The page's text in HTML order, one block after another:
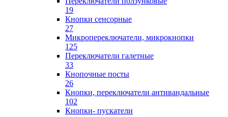
19
Кнопки сенсорные
27
Микропереключатели, микрокнопки
125
Переключатели галетные
33
Кнопочные посты
26
Кнопки, переключатели антивандальные
102
Кнопки- пускатели